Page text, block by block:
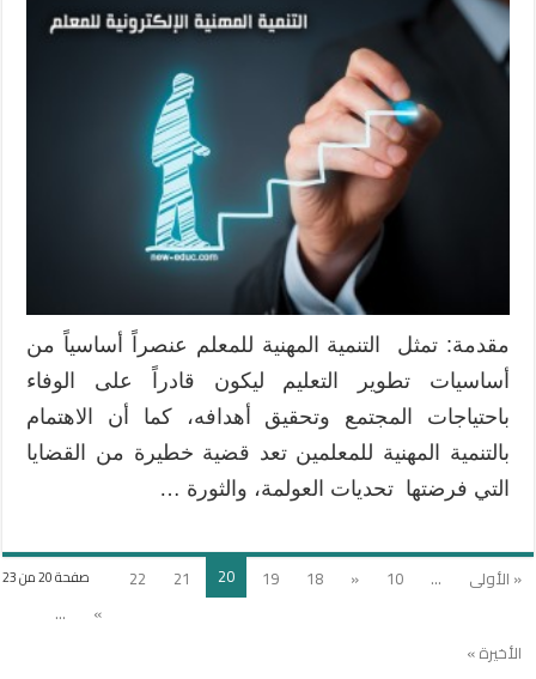
مقدمة: تمثل التنمية المهنية للمعلم عنصراً أساسياً من
أساسيات تطوير التعليم ليكون قادراً على الوفاء
باحتياجات المجتمع وتحقيق أهدافه، كما أن الاهتمام
بالتنمية المهنية للمعلمين تعد قضية خطيرة من القضايا
التي فرضتها تحديات العولمة، والثورة …
صفحة 20 من 23 « الأولى ...
10
«
18
19
20
21
22
»
...
الأخيرة »